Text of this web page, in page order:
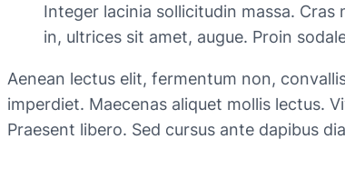
Integer lacinia sollicitudin massa.
in, ultrices sit amet, augue. Proin
Aenean lectus elit, fermentum non,
imperdiet. Maecenas aliquet mollis lectus.
Praesent libero. Sed cursus ante dapibus